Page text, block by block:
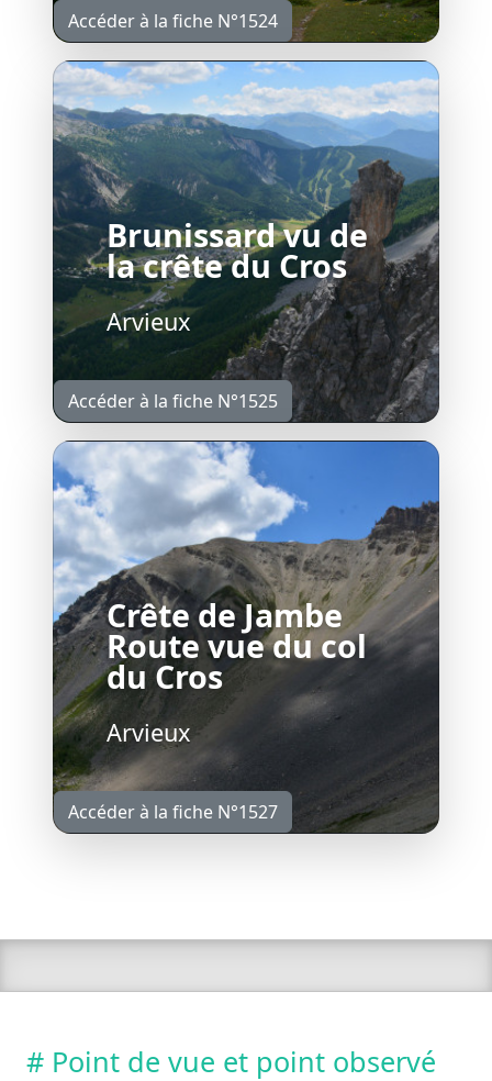
Accéder à la fiche N°1524
Brunissard vu de
la crête du Cros
Arvieux
Accéder à la fiche N°1525
Crête de Jambe
Route vue du col
du Cros
Arvieux
Accéder à la fiche N°1527
# Point de vue et point observé